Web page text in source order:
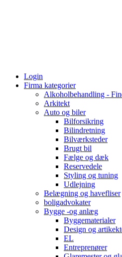
Login
Firma kategorier
Alkoholbehandling -
Arkitekt
Auto og biler
Bilforsikring
Bilindretning
Bilværksteder
Brugt bil
Fælge og dæk
Reservedele
Styling og tuning
Udlejning
Belægning og havefliser
boligadvokater
Bygge -og anlæg
Byggematerialer
Design og
EL
Entreprenører